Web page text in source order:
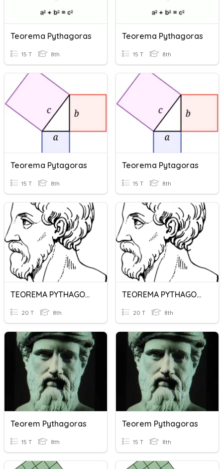
Teorema Pythagoras
15 T 8th
Teorema Pythagoras
15 T 8th
Teorema Pytagoras
15 T 8th
Teorema Pytagoras
15 T 8th
TEOREMA PYTHAGORAS
20 T 8th
TEOREMA PYTHAGORAS
20 T 8th
Teorem Pythagoras
15 T 8th
Teorem Pythagoras
15 T 8th